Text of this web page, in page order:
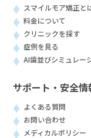
スマイルモア矯正と
料金について
クリニックを探す
症例を見る
AI歯並びシミュレー
サポート・安全情
よくある質問
お問い合わせ
メディカルポリシー